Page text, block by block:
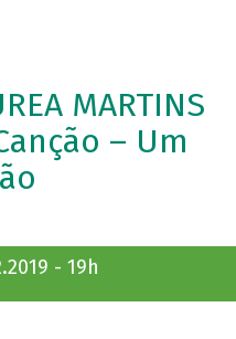
MARTINS
– Um
- 19h